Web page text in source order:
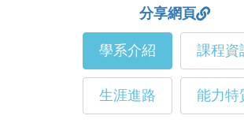
分享網頁
學系介紹 課程資
生涯進路 能力特